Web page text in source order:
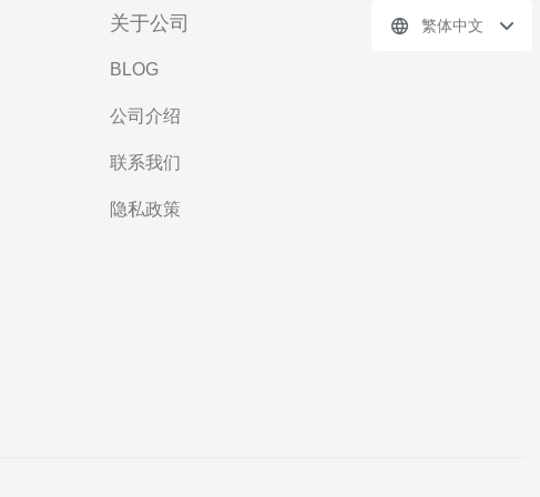
关于公司
BLOG
公司介绍
联系我们
隐私政策
繁体中文